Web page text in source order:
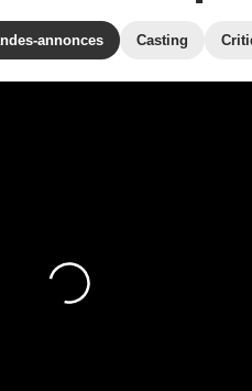
annonces Casting